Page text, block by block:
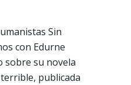
Sin
con Edurne
sobre su novela
publicada